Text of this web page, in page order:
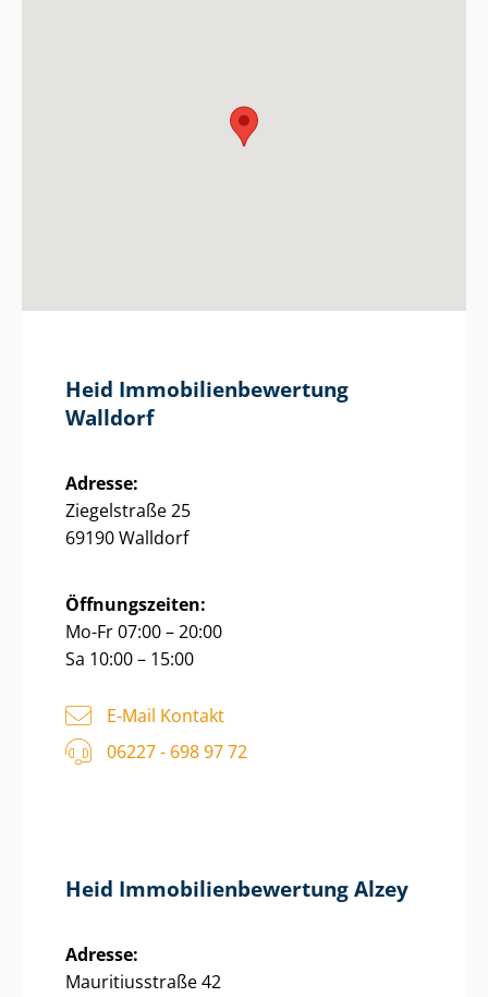
Heid Im­mo­bi­li­en­be­wer­tung
Walldorf
Adresse:
Ziegelstraße 25
69190 Walldorf
Öffnungszeiten:
Mo-Fr 07:00 – 20:00
Sa 10:00 – 15:00
E-Mail Kontakt
06227 - 698 97 72
Heid Im­mo­bi­li­en­be­wer­tung Alzey
Adresse:
Mauritiusstraße 42